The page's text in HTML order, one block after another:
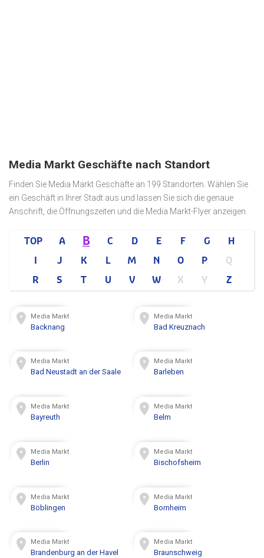
Media Markt Geschäfte nach Standort
Finden Sie Media Markt Geschäfte an 199 Standorten. Wählen Sie
ein Geschäft in Ihrer Stadt aus und lassen Sie sich die genaue
Anschrift, die Öffnungszeiten und die Media Markt-Flyer anzeigen.
TOP A B C D E F G
H
I
J K L M N O P
Q
R
S T U V W X Y Z
Media Markt
Backnang
Media Markt
Bad Kreuznach
Media Markt
Bad Neustadt an der Saale
Media Markt
Barleben
Media Markt
Bayreuth
Media Markt
Belm
Media Markt
Berlin
Media Markt
Bischofsheim
Media Markt
Böblingen
Media Markt
Bornheim
Media Markt
Brandenburg an der Havel
Media Markt
Braunschweig